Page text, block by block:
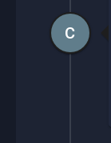
C